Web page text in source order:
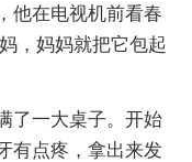
他在电视机前看春
，妈妈就把它包起
了一大桌子。开始
有点疼，拿出来发